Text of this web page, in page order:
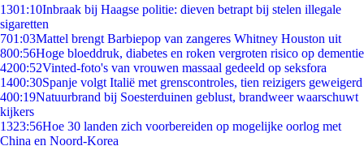
1301:10Inbraak bij Haagse politie: dieven betrapt bij stelen illegale
sigaretten
701:03Mattel brengt Barbiepop van zangeres Whitney Houston uit
800:56Hoge bloeddruk, diabetes en roken vergroten risico op dementie
4200:52Vinted-foto's van vrouwen massaal gedeeld op seksfora
1400:30Spanje volgt Italië met grenscontroles, tien reizigers geweigerd
400:19Natuurbrand bij Soesterduinen geblust, brandweer waarschuwt
kijkers
1323:56Hoe 30 landen zich voorbereiden op mogelijke oorlog met
China en Noord-Korea